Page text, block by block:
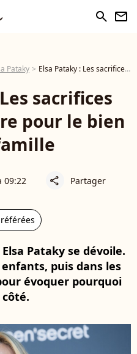
search newsletter
Pataky Elsa Pataky : Les sacrifices qu'elle a dû faire pour le bien de sa famille
sacrifices
pour le bien
09:22 share Partager
Pataky se dévoile.
puis dans les
évoquer pourquoi